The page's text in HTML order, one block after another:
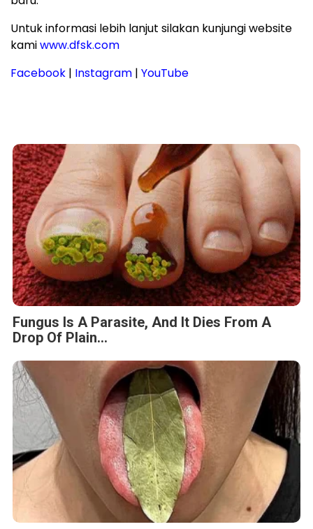
Untuk informasi lebih lanjut silakan kunjungi website
kamiwww.dfsk.com
Facebook | Instagram | YouTube
Fungus Is A Parasite, And It Dies From A
Drop Of Plain...